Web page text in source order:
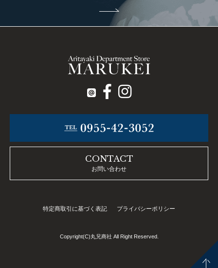
CONTACT
お問い合わせ
特定商取引に基づく表記 プライバシーポリシー
Copyright(C)丸兄商社 All Right Reserved.